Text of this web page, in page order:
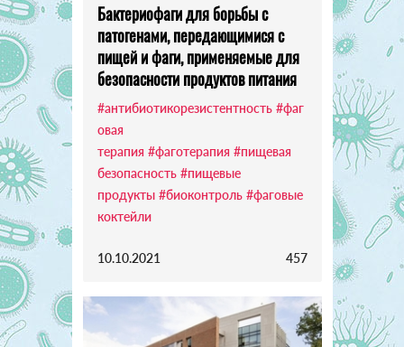
Бактериофаги для борьбы с
патогенами, передающимися с
пищей и фаги, применяемые для
безопасности продуктов питания
#антибиотикорезистентность #фаг
овая
терапия #фаготерапия #пищевая
безопасность #пищевые
продукты #биоконтроль #фаговые
коктейли
10.10.2021 457